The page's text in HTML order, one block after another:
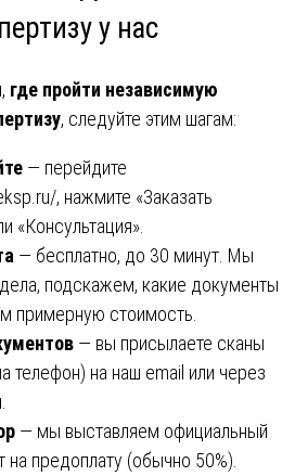
у нас
где пройти независимую
, следуйте этим шагам:
— перейдите
, нажмите «Заказать
«Консультация».
— бесплатно, до 30 минут. Мы
подскажем, какие документы
примерную стоимость.
— вы присылаете сканы
телефон) на наш email или через
— мы выставляем официальный
на предоплату (обычно 50%).